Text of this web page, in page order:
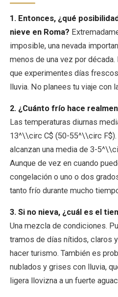
1. Entonces, ¿qué
nieve en Roma?
imposible, una nevada
menos de una vez por
que experimentes días
lluvia. No planees tu viaje con
2. ¿Cuánto frío hace
Las temperaturas diurnas
13^\\circ C$ (50-55^\\circ F$).
alcanzan una media de 3-
Aunque de vez en cuando
congelación o uno o dos
tanto frío durante mucho
3. Si no nieva, ¿cuál es el
Una mezcla de condiciones.
tramos de días nítidos, claros
hacer turismo. También es
nublados y grises con lluvia,
ligera llovizna a un fuerte